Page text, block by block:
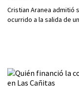
Cristian Aranea admitió
ocurrido a la salida de